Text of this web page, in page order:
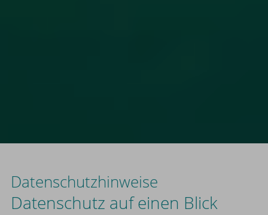
Datenschutz­hinweise
Datenschutz auf einen Blick